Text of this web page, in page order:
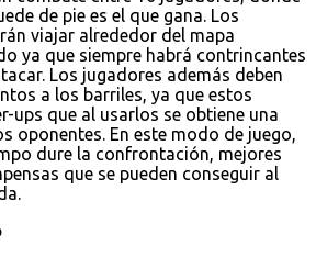
de pie es el que gana. Los
viajar alrededor del mapa
ya que siempre habrá contrincantes
Los jugadores además deben
a los barriles, ya que estos
ups que al usarlos se obtiene una
oponentes. En este modo de juego,
dure la confrontación, mejores
que se pueden conseguir al